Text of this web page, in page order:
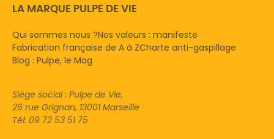
LA MARQUE PULPE DE VIE
Qui sommes nous ?Nos valeurs : manifeste
Fabrication française de A à ZCharte anti-gaspillage
Blog : Pulpe, le Mag
Siège social : Pulpe de Vie,
26 rue Grignan, 13001 Marseille
Tél: 09 72 53 51 75